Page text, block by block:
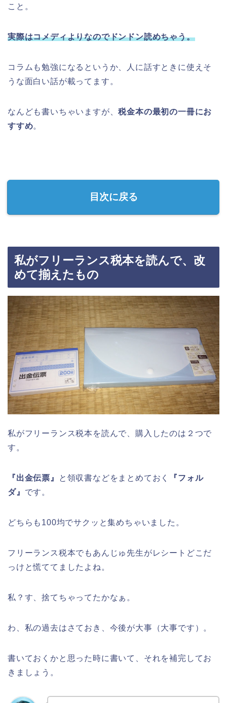
こと。
実際はコメディよりなのでドンドン読めちゃう。
コラムも勉強になるというか、人に話すときに使えそ
うな面白い話が載ってます。
なんども書いちゃいますが、税金本の最初の一冊にお
すすめ。
目次に戻る
私がフリーランス税本を読んで、改
めて揃えたもの
私がフリーランス税本を読んで、購入したのは２つで
す。
『出金伝票』 と領収書などをまとめておく
『フォル
ダ』 です。
どちらも100均でサクッと集めちゃいました。
フリーランス税本でもあんじゅ先生がレシートどこだ
っけと慌ててましたよね。
私？す、捨てちゃってたかなぁ。
わ、私の過去はさておき、今後が大事（大事です）。
書いておくかと思った時に書いて、それを補完してお
きましょう。